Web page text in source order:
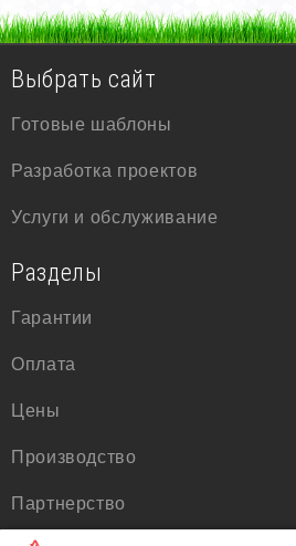
Выбрать сайт
Готовые шаблоны
Разработка проектов
Услуги и обслуживание
Разделы
Гарантии
Оплата
Цены
Производство
Партнерство